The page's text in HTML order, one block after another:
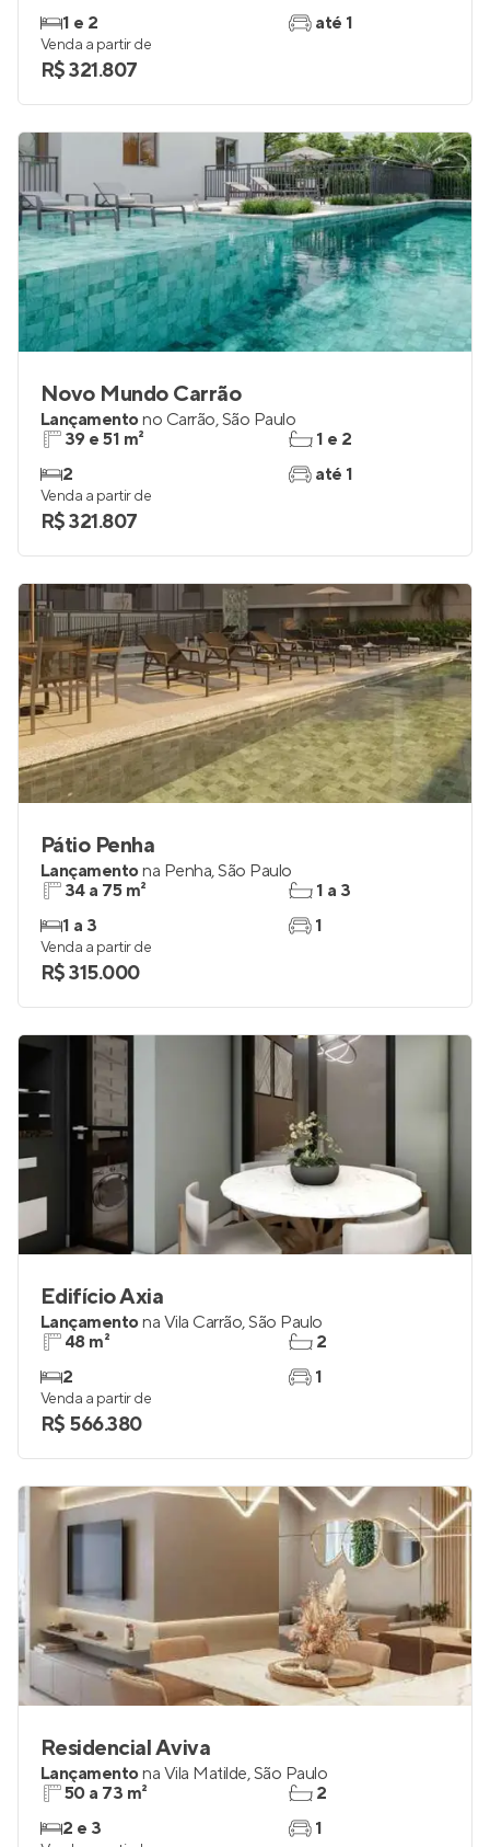
1 e 2
até 1
Venda a partir de
R$ 321.807
Novo Mundo Carrão
Lançamentono Carrão,São Paulo
39 e 51 m²
2
1 e 2
até 1
Venda a partir de
R$ 321.807
Pátio Penha
Lançamentona Penha,São Paulo
34 a 75 m²
1 a 3
1 a 3
1
Venda a partir de
R$ 315.000
Edifício Axia
Lançamentona Vila Carrão,São Paulo
48 m²
2
2
1
Venda a partir de
R$ 566.380
Residencial Aviva
Lançamentona Vila Matilde,São Paulo
50 a 73 m²
2 e 3
2
1